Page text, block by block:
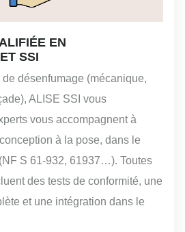
EN
SSI
désenfumage (mécanique,
ALISE SSI vous
vous accompagnent à
à la pose, dans le
S 61-932, 61937…). Toutes
des tests de conformité, une
et une intégration dans le